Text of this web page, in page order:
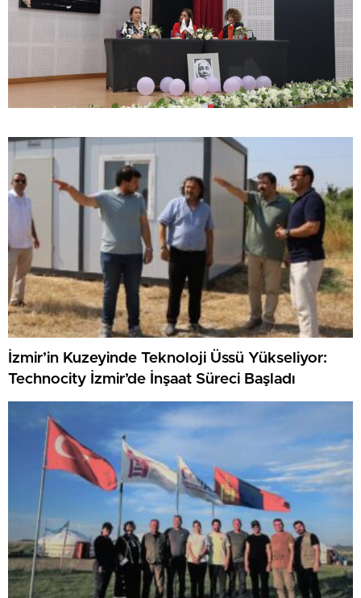
İzmir’in Kuzeyinde Teknoloji Üssü Yükseliyor:
Technocity İzmir’de İnşaat Süreci Başladı